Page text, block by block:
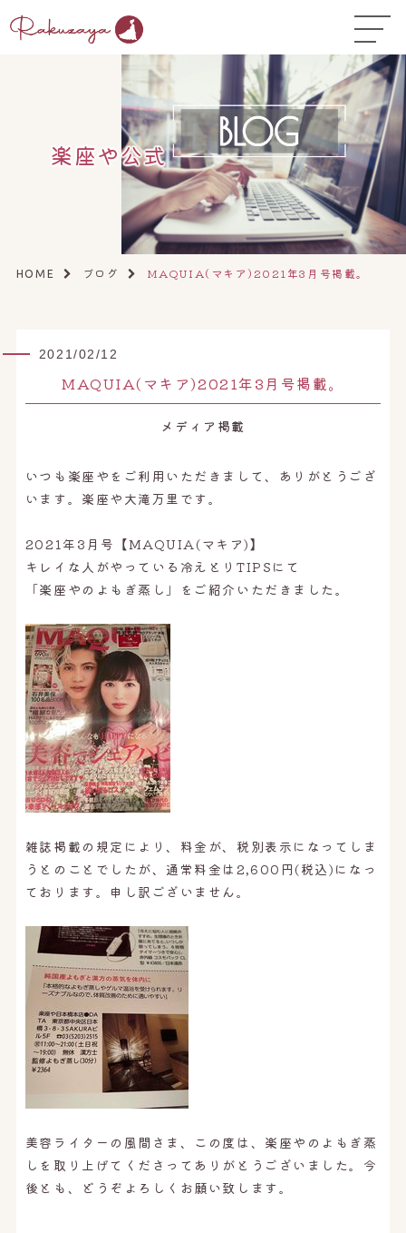
TOP
はじめての方へ
お悩み温活ガイド ▼
店舗一覧▼
オンラインストア▼
開業サポート▼
楽座や公式
HOME ブログ MAQUIA(マキア)2021年3月号掲載。
2021/02/12
MAQUIA(マキア)2021年3月号掲載。
メディア掲載
いつも楽座やをご利用いただきまして、ありがとうござ
います。楽座や大滝万里です。
2021年3月号【MAQUIA(マキア)】
キレイな人がやっている冷えとりTIPSにて
「楽座やのよもぎ蒸し」をご紹介いただきました。
雑誌掲載の規定により、料金が、税別表示になってしま
うとのことでしたが、通常料金は2,600円(税込)になっ
ております。申し訳ございません。
美容ライターの風間さま、この度は、楽座やのよもぎ蒸
しを取り上げてくださってありがとうございました。今
後とも、どうぞよろしくお願い致します。